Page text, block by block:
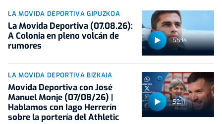
55:14
LA MOVIDA DEPORTIVA GIPUZKOA
La Movida Deportiva (07.08.26):
A Colonia en pleno volcán de
rumores
52:11
LA MOVIDA DEPORTIVA BIZKAIA
Movida Deportiva con José
Manuel Monje (07/08/26) |
Hablamos con Iago Herrerín
sobre la portería del Athletic